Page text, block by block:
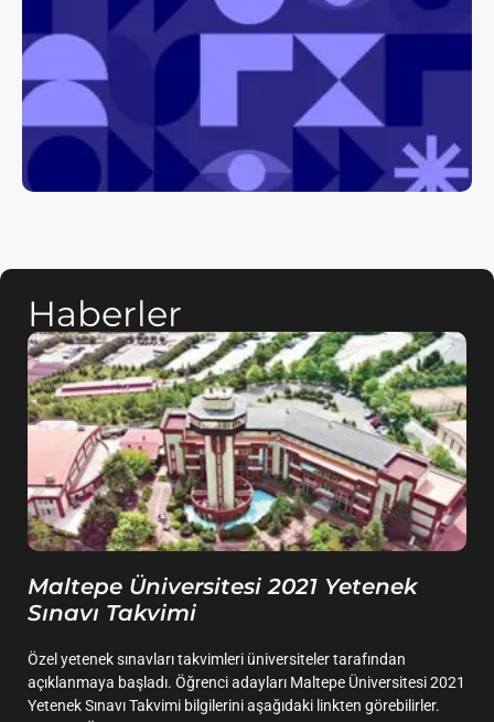
Haberler
Maltepe Üniversitesi 2021 Yetenek
Sınavı Takvimi
Özel yetenek sınavları takvimleri üniversiteler tarafından
açıklanmaya başladı. Öğrenci adayları Maltepe Üniversitesi 2021
Yetenek Sınavı Takvimi bilgilerini aşağıdaki linkten görebilirler.